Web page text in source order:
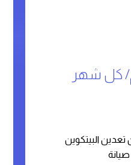
/ کل شهر
البيتكوين